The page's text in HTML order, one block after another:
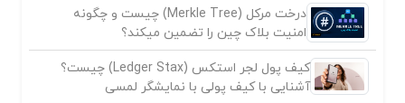
درخت مرکل (Merkle Tree) چیست و چگونه
امنیت بلاک چین را تضمین میکند؟
کیف پول لجر استکس (Ledger Stax) چیست؟
آشنایی با کیف پولی با نمایشگر لمسی